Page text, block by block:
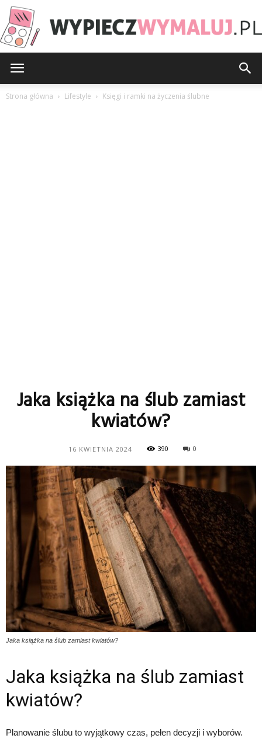
Strona główna Lifestyle Księgi i ramki na życzenia ślubne
Jaka książka na ślub zamiast
kwiatów?
16 KWIETNIA 2024 390 0
Jaka książka na ślub zamiast kwiatów?
Jaka książka na ślub zamiast
kwiatów?
Planowanie ślubu to wyjątkowy czas, pełen decyzji i wyborów.